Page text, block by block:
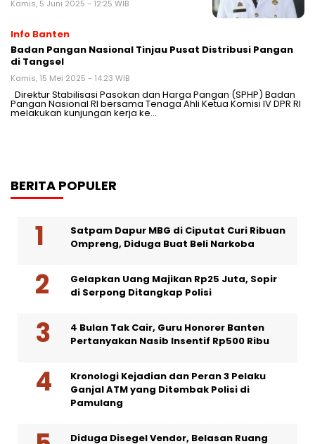
Kamis, 5 Juni 2025 - 12:25 WIB
Info Banten
Badan Pangan Nasional Tinjau Pusat Distribusi Pangan
di Tangsel
Kamis, 15 Mei 2025 - 14:23 WIB
Direktur Stabilisasi Pasokan dan Harga Pangan (SPHP) Badan
Pangan Nasional RI bersama Tenaga Ahli Ketua Komisi IV DPR RI
melakukan kunjungan kerja ke…
BERITA POPULER
Satpam Dapur MBG di Ciputat Curi Ribuan
Ompreng, Diduga Buat Beli Narkoba
Gelapkan Uang Majikan Rp25 Juta, Sopir
di Serpong Ditangkap Polisi
4 Bulan Tak Cair, Guru Honorer Banten
Pertanyakan Nasib Insentif Rp500 Ribu
Kronologi Kejadian dan Peran 3 Pelaku
Ganjal ATM yang Ditembak Polisi di
Pamulang
Diduga Disegel Vendor, Belasan Ruang